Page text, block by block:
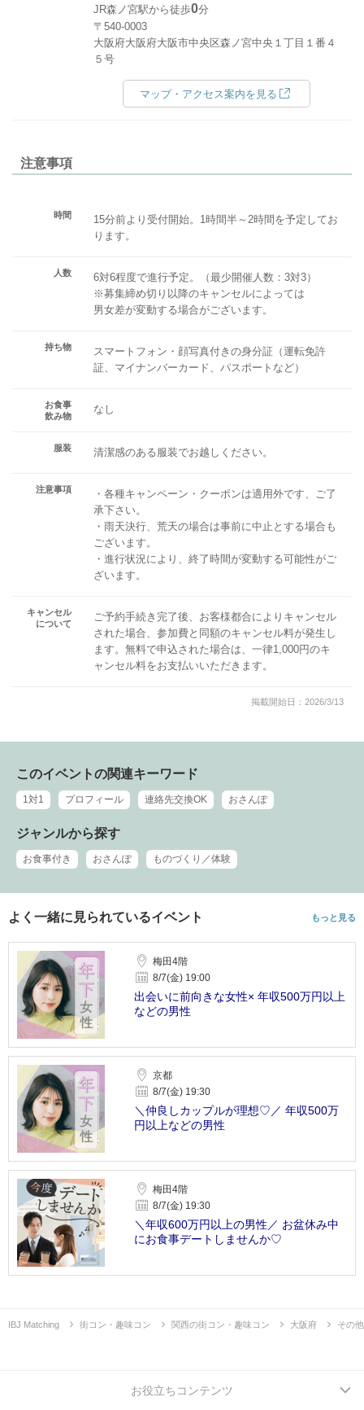
JR森ノ宮駅から徒歩0分
〒540-0003
大阪府大阪府大阪市中央区森ノ宮中央１丁目１番４
５号
マップ・アクセス案内を見る
注意事項
時間
15分前より受付開始。1時間半～2時間を予定してお
ります。
人数
6対6程度で進行予定。（最少開催人数：3対3）
※募集締め切り以降のキャンセルによっては
男女差が変動する場合がございます。
持ち物
スマートフォン・顔写真付きの身分証（運転免許
証、マイナンバーカード、パスポートなど）
お食事
飲み物
なし
服装 清潔感のある服装でお越しください。
注意事項
・各種キャンペーン・クーポンは適用外です、ご了
承下さい。
・雨天決行、荒天の場合は事前に中止とする場合も
ございます。
・進行状況により、終了時間が変動する可能性がご
ざいます。
キャンセル
について
ご予約手続き完了後、お客様都合によりキャンセル
された場合、参加費と同額のキャンセル料が発生し
ます。無料で申込された場合は、一律1,000円のキ
ャンセル料をお支払いいただきます。
掲載開始日：2026/3/13
このイベントの関連キーワード
1対1 プロフィール 連絡先交換OK おさんぽ
ジャンルから探す
お食事付き おさんぽ ものづくり／体験
よく一緒に見られているイベント もっと見る
梅田4階
8/7(金) 19:00
出会いに前向きな女性× 年収500万円以上
などの男性
京都
8/7(金) 19:30
＼仲良しカップルが理想♡／ 年収500万
円以上などの男性
梅田4階
8/7(金) 19:30
＼年収600万円以上の男性／ お盆休み中
にお食事デートしませんか♡
IBJ Matching 街コン・趣味コン 関西の街コン・趣味コン 大阪府 その
お役立ちコンテンツ